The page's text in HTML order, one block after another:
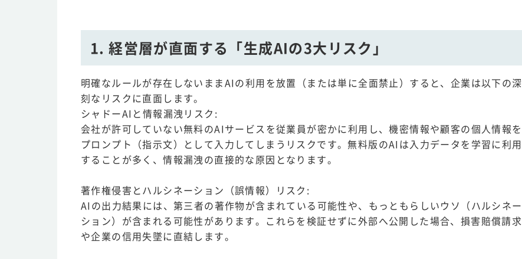
1. 経営層が直面する「生成AIの3大リスク」
明確なルールが存在しないままAIの利用を放置（または単に全面禁止）すると、企業は以下の深
刻なリスクに直面します。
シャドーAIと情報漏洩リスク:
会社が許可していない無料のAIサービスを従業員が密かに利用し、機密情報や顧客の個人情報を
プロンプト（指示文）として入力してしまうリスクです。無料版のAIは入力データを学習に利用
することが多く、情報漏洩の直接的な原因となります。
著作権侵害とハルシネーション（誤情報）リスク:
AIの出力結果には、第三者の著作物が含まれている可能性や、もっともらしいウソ（ハルシネー
ション）が含まれる可能性があります。これらを検証せずに外部へ公開した場合、損害賠償請求
や企業の信用失墜に直結します。